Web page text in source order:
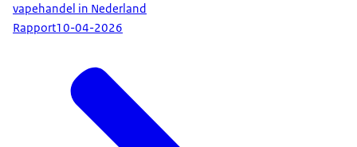
vapehandel in Nederland
Rapport10-04-2026